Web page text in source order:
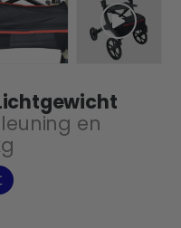
en